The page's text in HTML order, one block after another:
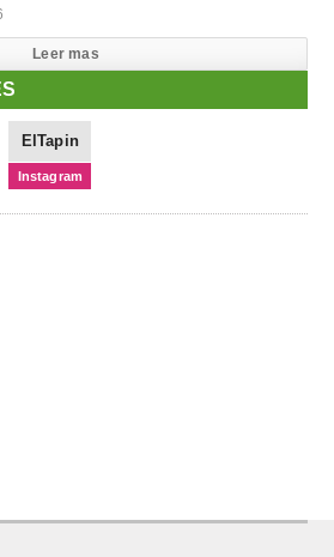
Leer mas
ElTapin
Instagram